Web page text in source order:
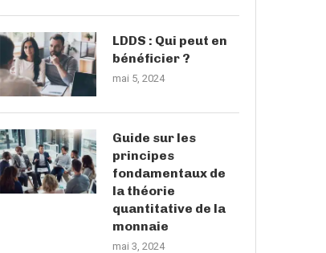
LDDS : Qui peut en
bénéficier ?
mai 5, 2024
Guide sur les
principes
fondamentaux de
la théorie
quantitative de la
monnaie
mai 3, 2024